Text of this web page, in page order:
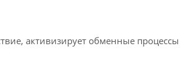
активизирует обменные процессы